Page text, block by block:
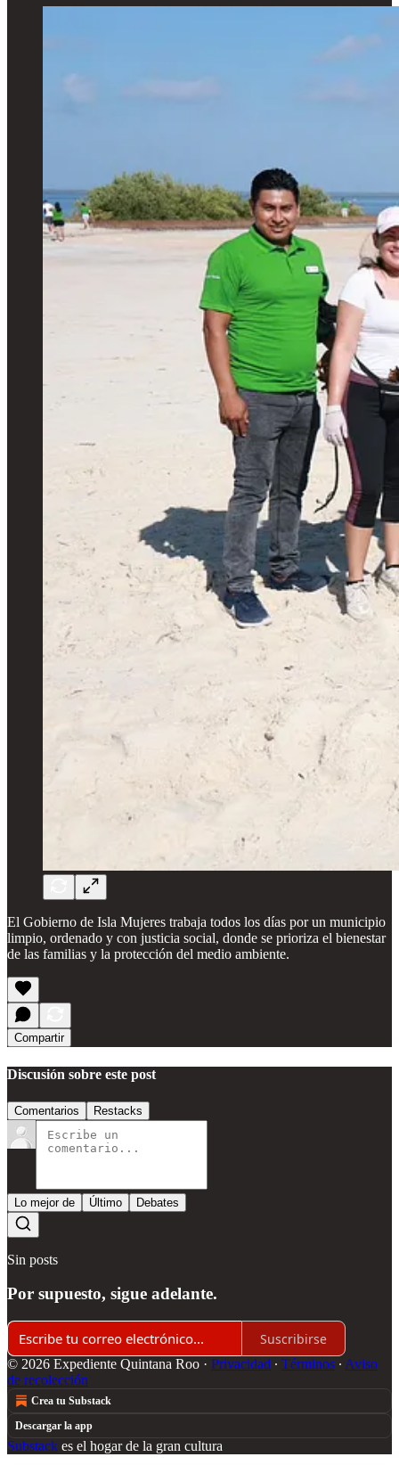
El Gobierno de Isla Mujeres trabaja todos los días por un municipio
limpio, ordenado y con justicia social, donde se prioriza el bienestar
de las familias y la protección del medio ambiente.
Compartir
Discusión sobre este post
Comentarios Restacks
Lo mejor de Último Debates
Sin posts
Por supuesto, sigue adelante.
Suscribirse
© 2026 Expediente Quintana Roo · Privacidad ∙ Términos ∙ Aviso
de recolección
Crea tu Substack
Descargar la app
Substack es el hogar de la gran cultura